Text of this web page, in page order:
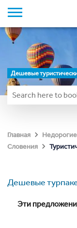
Дешевые
Главная
Словения
Дешевые
Эти